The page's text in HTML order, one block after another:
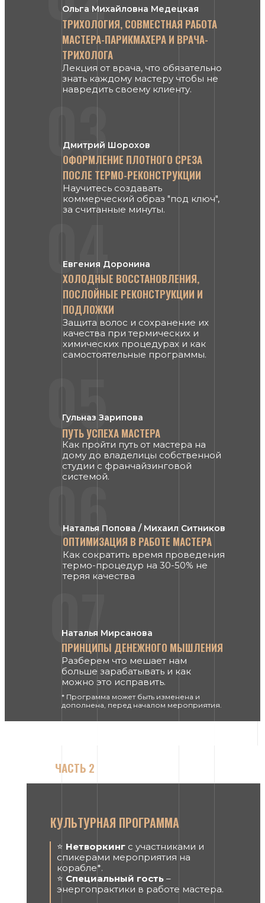
Дмитрий Шорохов
03
* Программа может быть изменена и
дополнена, перед началом мероприятия.
ТРИХОЛОГИЯ, СОВМЕСТНАЯ РАБОТА
МАСТЕРА-ПАРИКМАХЕРА И ВРАЧА-
ТРИХОЛОГА
Ольга Михайловна Медецкая
Лекция от врача, что обязательно
знать каждому мастеру чтобы не
навредить своему клиенту.
ОФОРМЛЕНИЕ ПЛОТНОГО СРЕЗА
ПОСЛЕ ТЕРМО-РЕКОНСТРУКЦИИ
Научитесь создавать
коммерческий образ "под ключ",
за считанные минуты.
ХОЛОДНЫЕ ВОССТАНОВЛЕНИЯ,
ПОСЛОЙНЫЕ РЕКОНСТРУКЦИИ И
ПОДЛОЖКИ
Евгения Доронина
04
Защита волос и сохранение их
качества при термических и
химических процедурах и как
самостоятельные программы.
05
ПУТЬ УСПЕХА МАСТЕРА
Гульназ Зарипова
Как пройти путь от мастера на
дому до владелицы собственной
студии с франчайзинговой
системой.
ОПТИМИЗАЦИЯ В РАБОТЕ МАСТЕРА
Наталья Попова / Михаил Ситников
06
Как сократить время проведения
термо-процедур на 30-50% не
теряя качества
ПРИНЦИПЫ ДЕНЕЖНОГО МЫШЛЕНИЯ
Наталья Мирсанова
07
Разберем что мешает нам
больше зарабатывать и как
можно это исправить.
КУЛЬТУРНАЯ ПРОГРАММА
⭐️ Нетворкинг с участниками и
спикерами мероприятия на
корабле*.
⭐️ Специальный гость –
энергопрактики в работе мастера.
ЧАСТЬ 2